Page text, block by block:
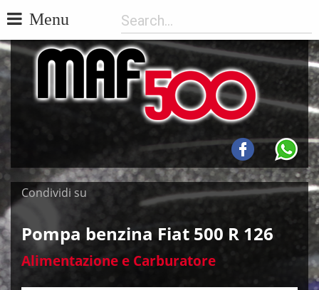
Menu
Condividi su
Pompa benzina Fiat 500 R 126
Alimentazione e Carburatore